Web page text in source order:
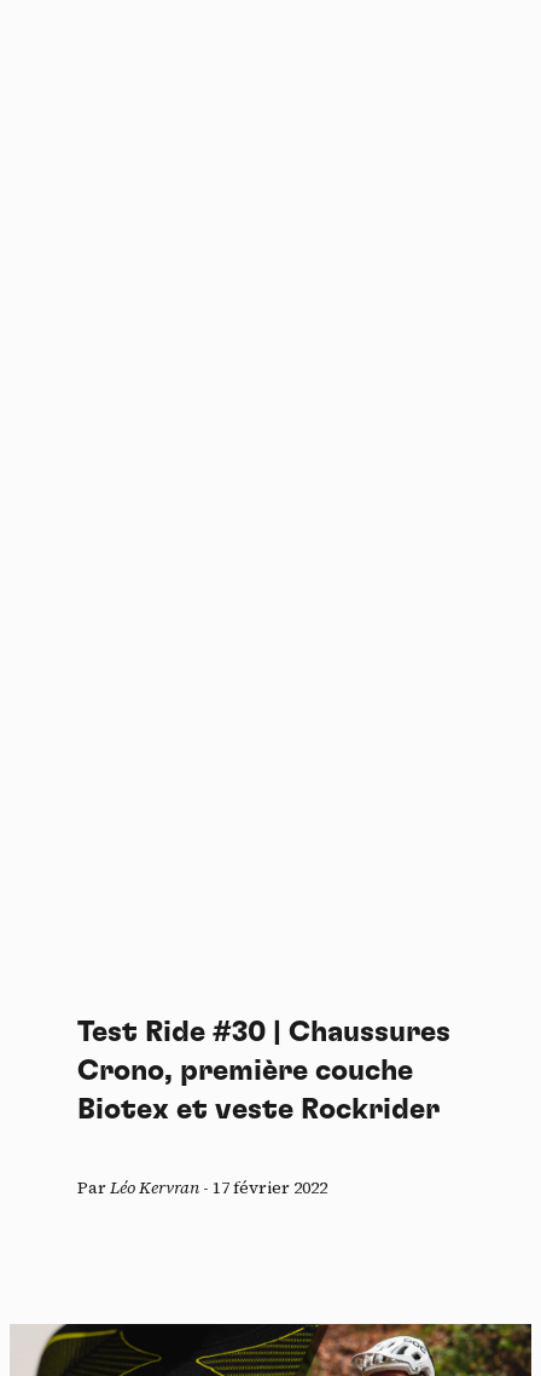
Test Ride #30 | Chaussures
Crono, première couche
Biotex et veste Rockrider
ParLéo Kervran - 17 février 2022